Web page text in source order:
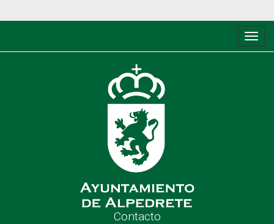
de
Contacto